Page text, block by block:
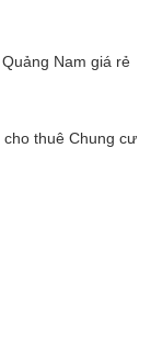
Nam giá rẻ
thuê Chung cư